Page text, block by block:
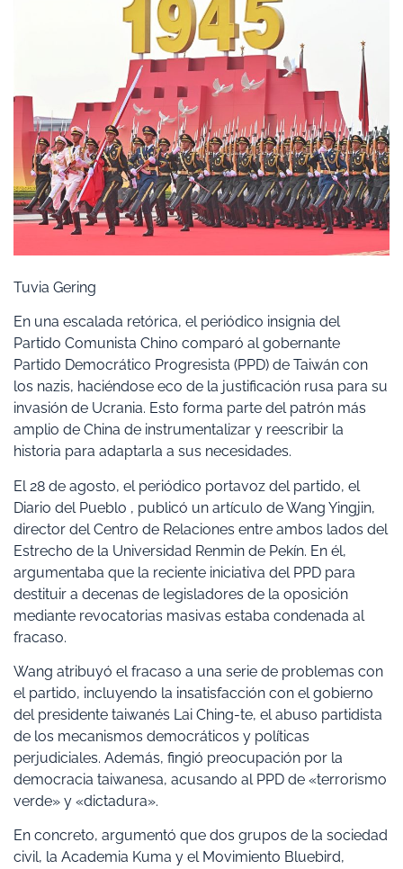
Tuvia Gering
En una escalada retórica, el periódico insignia del
Partido Comunista Chino comparó al gobernante
Partido Democrático Progresista (PPD) de Taiwán con
los nazis, haciéndose eco de la justificación rusa para su
invasión de Ucrania. Esto forma parte del patrón más
amplio de China de instrumentalizar y reescribir la
historia para adaptarla a sus necesidades.
El 28 de agosto, el periódico portavoz del partido, el
Diario del Pueblo , publicó un artículo de Wang Yingjin,
director del Centro de Relaciones entre ambos lados del
Estrecho de la Universidad Renmin de Pekín. En él,
argumentaba que la reciente iniciativa del PPD para
destituir a decenas de legisladores de la oposición
mediante revocatorias masivas estaba condenada al
fracaso.
Wang atribuyó el fracaso a una serie de problemas con
el partido, incluyendo la insatisfacción con el gobierno
del presidente taiwanés Lai Ching-te, el abuso partidista
de los mecanismos democráticos y políticas
perjudiciales. Además, fingió preocupación por la
democracia taiwanesa, acusando al PPD de «terrorismo
verde» y «dictadura».
En concreto, argumentó que dos grupos de la sociedad
civil, la Academia Kuma y el Movimiento Bluebird,